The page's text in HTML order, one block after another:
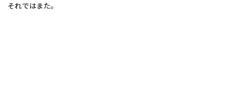
それではまた。